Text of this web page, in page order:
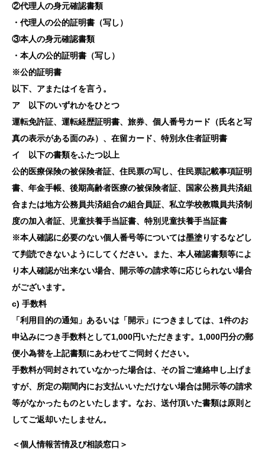
②代理人の身元確認書類
・代理人の公的証明書（写し）
③本人の身元確認書類
・本人の公的証明書（写し）
※公的証明書
以下、アまたはイを言う。
ア 以下のいずれかをひとつ
運転免許証、運転経歴証明書、旅券、個人番号カード（氏名と写
真の表示がある面のみ）、在留カード、特別永住者証明書
イ 以下の書類をふたつ以上
公的医療保険の被保険者証、住民票の写し、住民票記載事項証明
書、年金手帳、後期高齢者医療の被保険者証、国家公務員共済組
合または地方公務員共済組合の組合員証、私立学校教職員共済制
度の加入者証、児童扶養手当証書、特別児童扶養手当証書
※本人確認に必要のない個人番号等については墨塗りするなどし
て判読できないようにしてください。また、本人確認書類等によ
り本人確認が出来ない場合、開示等の請求等に応じられない場合
がございます。
c) 手数料
「利用目的の通知」あるいは「開示」につきましては、1件のお
申込みにつき手数料として1,000円いただきます。1,000円分の郵
便小為替を上記書類にあわせてご同封ください。
手数料が同封されていなかった場合は、その旨ご連絡申し上げま
すが、所定の期間内にお支払いいただけない場合は開示等の請求
等がなかったものといたします。なお、送付頂いた書類は原則と
してご返却いたしません。
＜個人情報苦情及び相談窓口＞